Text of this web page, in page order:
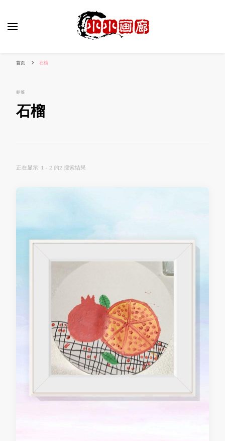
首页 石榴
标签
石榴
正在显示: 1 - 2 的2 搜索结果